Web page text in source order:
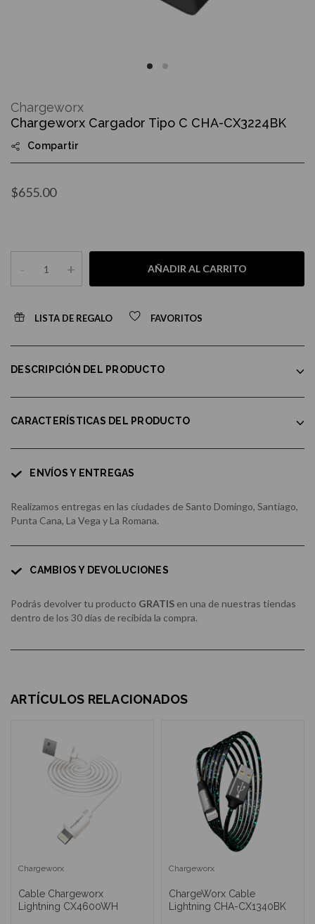
the
beginning
the
images
Chargeworx Cargador Tipo C CHA-CX3224BK
Compartir
$655.00
- + AÑADIR AL CARRITO
LISTA DE REGALO FAVORITOS
Chargeworx
DESCRIPCIÓN DEL PRODUCTO
CARACTERÍSTICAS DEL PRODUCTO
ENVÍOS Y ENTREGAS
Realizamos entregas en las ciudades de Santo Domingo, Santiago,
Punta Cana, La Vega y La Romana.
CAMBIOS Y DEVOLUCIONES
Podrás devolver tu producto GRATIS en una de nuestras tiendas
dentro de los 30 días de recibida la compra.
ARTÍCULOS RELACIONADOS
Chargeworx
Cable Chargeworx
Lightning CX4600WH
Chargeworx
ChargeWorx Cable
Lightning CHA-CX1340BK